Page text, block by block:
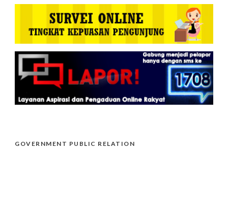
GOVERNMENT PUBLIC RELATION